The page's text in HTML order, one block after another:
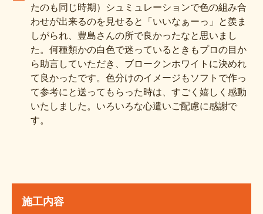
たのも同じ時期）シュミュレーションで色の組み合
わせが出来るのを見せると「いいなぁーっ」と羨ま
しがられ、豊島さんの所で良かったなと思いまし
た。何種類かの白色で迷っているときもプロの目か
ら助言していただき、ブロークンホワイトに決めれ
て良かったです。色分けのイメージもソフトで作っ
て参考にと送ってもらった時は、すごく嬉しく感動
いたしました。いろいろな心遣いご配慮に感謝で
す。
施工内容